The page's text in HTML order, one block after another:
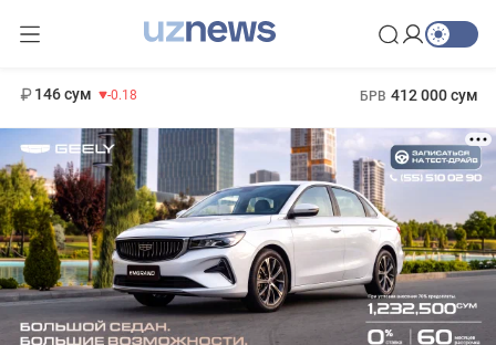
146 сум -0.18 БРВ 412 000 сум